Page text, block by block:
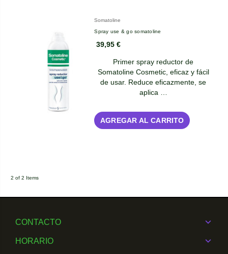
Somatoline
Spray use & go somatoline
39,95 €
Primer spray reductor de
Somatoline Cosmetic, eficaz y fácil
de usar. Reduce eficazmente, se
aplica …
AGREGAR AL CARRITO
2 of 2 Items
CONTACTO
HORARIO